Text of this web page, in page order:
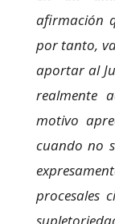
afirmación
por tanto,
aportar al
realmente
motivo
cuando no
procesales
personalizados.